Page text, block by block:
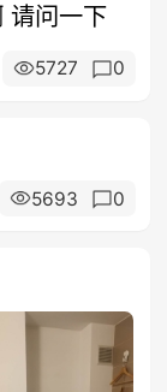
请问一下
5727 0
5693 0